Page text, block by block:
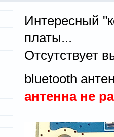
Интересный
платы...
Отсутствует
bluetooth
антенна не